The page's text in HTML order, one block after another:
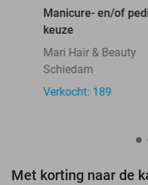
Manicure- en/of
keuze
Mari Hair & Beauty
Schiedam
Verkocht: 189
Met korting naar de